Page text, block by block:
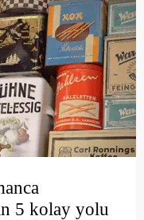
5 kolay yolu